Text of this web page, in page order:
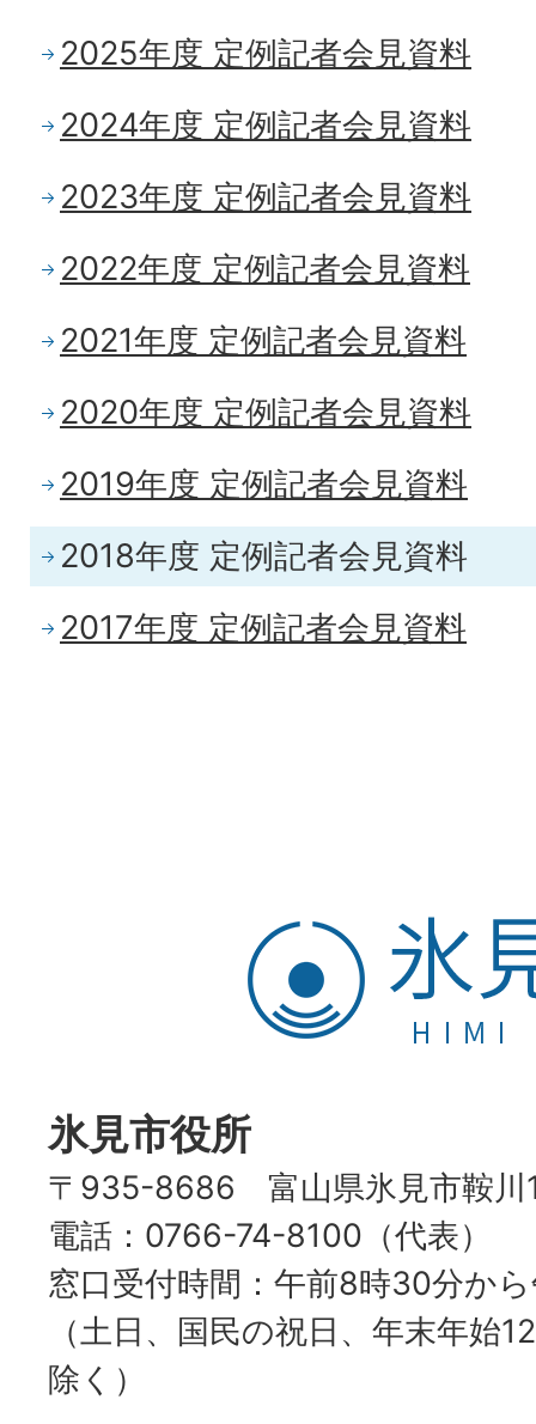
2025年度 定例記者会見資料
2024年度 定例記者会見資料
2023年度 定例記者会見資料
2022年度 定例記者会見資料
2021年度 定例記者会見資料
2020年度 定例記者会見資料
2019年度 定例記者会見資料
2018年度 定例記者会見資料
2017年度 定例記者会見資料
氷
見
市
氷見市役所
〒935-8686 富山県氷見市鞍川
電話：0766-74-8100（代表）
窓口受付時間：午前8時30分か
（土日、国民の祝日、年末年始
除く）